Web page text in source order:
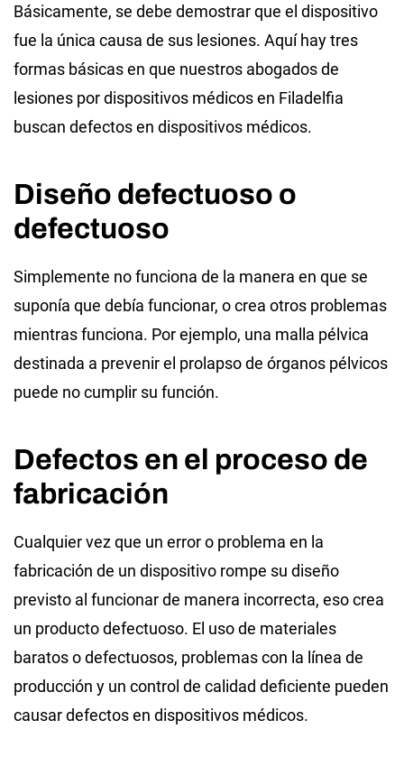
Básicamente, se debe demostrar que el dispositivo
fue la única causa de sus lesiones. Aquí hay tres
formas básicas en que nuestros abogados de
lesiones por dispositivos médicos en Filadelfia
buscan defectos en dispositivos médicos.
Diseño defectuoso o
defectuoso
Simplemente no funciona de la manera en que se
suponía que debía funcionar, o crea otros problemas
mientras funciona. Por ejemplo, una malla pélvica
destinada a prevenir el prolapso de órganos pélvicos
puede no cumplir su función.
Defectos en el proceso de
fabricación
Cualquier vez que un error o problema en la
fabricación de un dispositivo rompe su diseño
previsto al funcionar de manera incorrecta, eso crea
un producto defectuoso. El uso de materiales
baratos o defectuosos, problemas con la línea de
producción y un control de calidad deficiente pueden
causar defectos en dispositivos médicos.